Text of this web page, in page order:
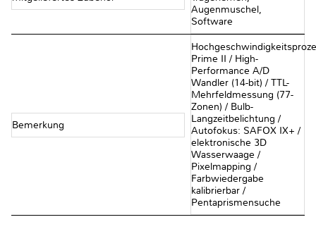
Augenmuschel,
Software
Bemerkung
Prime II / High-
Performance A/D
Wandler (14-bit) / TTL-
Mehrfeldmessung (77-
Zonen) / Bulb-
Langzeitbelichtung /
Autofokus: SAFOX IX+ /
elektronische 3D
Wasserwaage /
Pixelmapping /
Farbwiedergabe
kalibrierbar /
Pentaprismensuche